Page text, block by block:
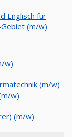
Englisch für
(m/w)
w)
(m/w)
w)
(m/w)